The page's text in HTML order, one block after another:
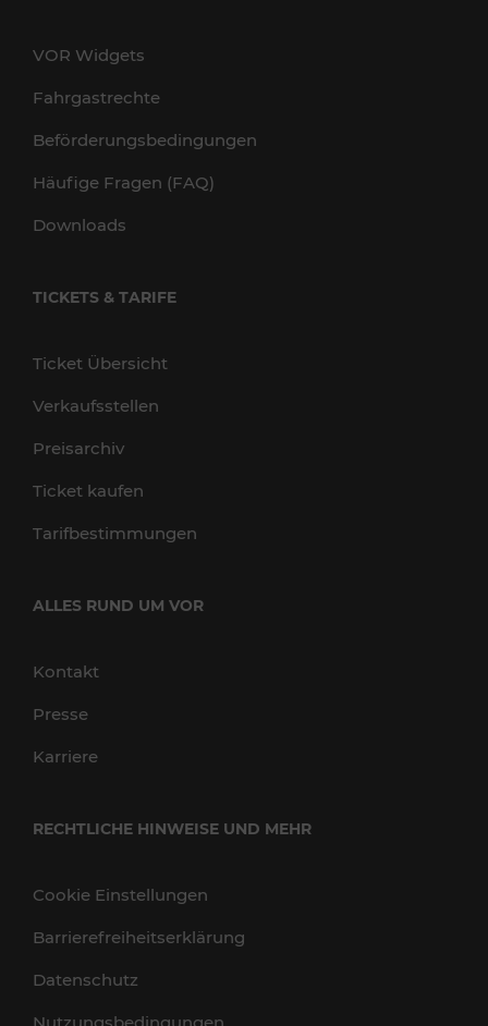
VOR Widgets
Fahrgastrechte
Beförderungsbedingungen
Häufige Fragen (FAQ)
Downloads
TICKETS & TARIFE
Ticket Übersicht
Verkaufsstellen
Preisarchiv
Ticket kaufen
Tarifbestimmungen
ALLES RUND UM VOR
Kontakt
Presse
Karriere
RECHTLICHE HINWEISE UND MEHR
Cookie Einstellungen
Barrierefreiheitserklärung
Datenschutz